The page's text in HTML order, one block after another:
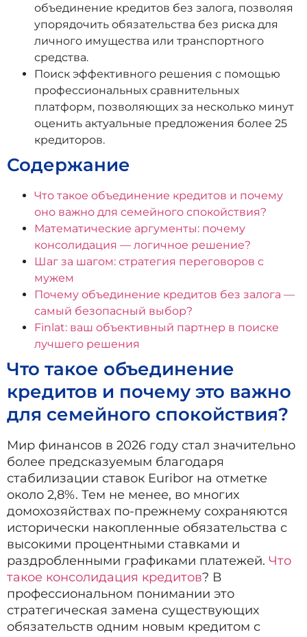
объединение кредитов без залога, позволяя
упорядочить обязательства без риска для
личного имущества или транспортного
средства.
Поиск эффективного решения с помощью
профессиональных сравнительных
платформ, позволяющих за несколько минут
оценить актуальные предложения более 25
кредиторов.
Содержание
Что такое объединение кредитов и почему
оно важно для семейного спокойствия?
Математические аргументы: почему
консолидация — логичное решение?
Шаг за шагом: стратегия переговоров с
мужем
Почему объединение кредитов без залога —
самый безопасный выбор?
Finlat: ваш объективный партнер в поиске
лучшего решения
Что такое объединение
кредитов и почему это важно
для семейного спокойствия?
Мир финансов в 2026 году стал значительно
более предсказуемым благодаря
стабилизации ставок Euribor на отметке
около 2,8%. Тем не менее, во многих
домохозяйствах по-прежнему сохраняются
исторически накопленные обязательства с
высокими процентными ставками и
раздробленными графиками платежей. Что
такое консолидация кредитов? В
профессиональном понимании это
стратегическая замена существующих
обязательств одним новым кредитом с